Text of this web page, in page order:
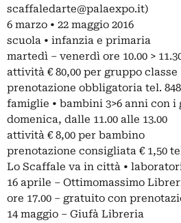
scaffaledarte@palaexpo.it)
6 marzo • 22 maggio 2016
scuola • infanzia e primaria
martedì – venerdì ore 10.00 > 11.30
attività € 80,00 per gruppo classe
prenotazione obbligatoria tel.
famiglie • bambini 3>6 anni con
domenica, dalle 11.00 alle 13.00
attività € 8,00 per bambino
prenotazione consigliata € 1,50
Lo Scaffale va in città •
16 aprile – Ottimomassimo
ore 17.00 – gratuito con
14 maggio – Giufà Libreria